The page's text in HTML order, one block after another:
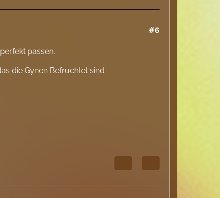
#6
passen.
die Gynen Befruchtet sind